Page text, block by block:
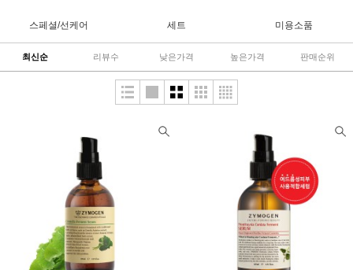
스페셜/선케어 세트 미용소품
최신순 리뷰수 낮은가격 높은가격 판매순위